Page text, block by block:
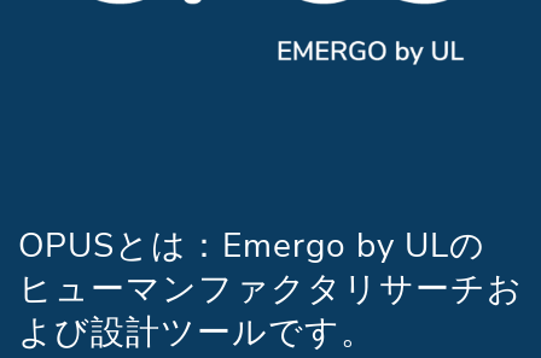
OPUSとは：Emergo by ULの
ヒューマンファクタリサーチお
よび設計ツールです。